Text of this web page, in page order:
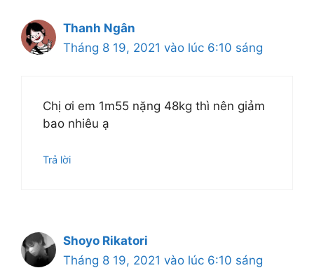
Thanh Ngân
Tháng 8 19, 2021 vào lúc 6:10 sáng
Chị ơi em 1m55 nặng 48kg thì nên giảm
bao nhiêu ạ
Trả lời
Shoyo Rikatori
Tháng 8 19, 2021 vào lúc 6:10 sáng